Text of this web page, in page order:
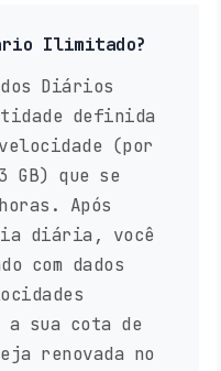
Ilimitado?
Diários
definida
(por
GB) que se
Após
diária, você
com dados
a sua cota de
renovada no